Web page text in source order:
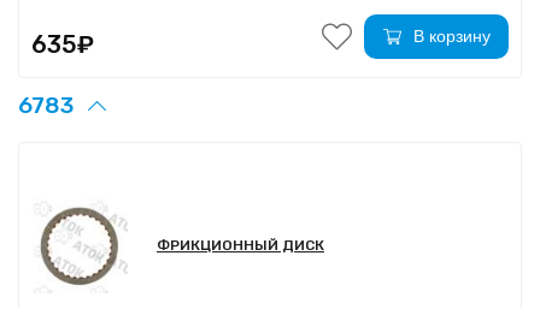
635₽ В корзину
6783
ФРИКЦИОННЫЙ ДИСК